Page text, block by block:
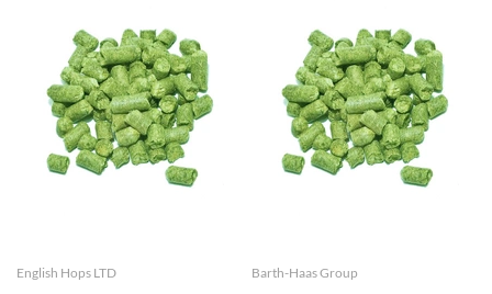
English Hops LTD Barth-Haas Group